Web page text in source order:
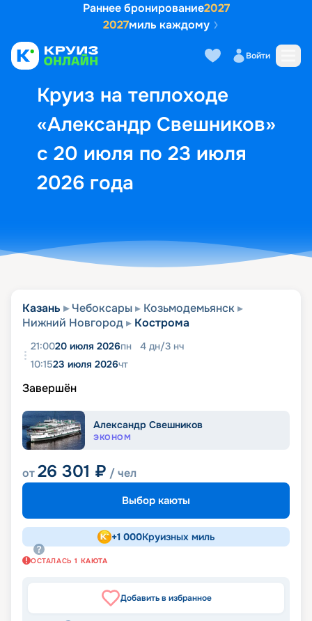
Раннее бронирование2027
2027миль каждому
Войти
Круиз на теплоходе
«Александр Свешников»
с 20 июля по 23 июля
2026 года
Выбор кают Маршрут и
Казань Чебоксары
Козьмодемьянск
Нижний Новгород
Кострома
21:0020 июля 2026пн 4 дн/3 нч
10:1523 июля 2026чт
Завершён
Александр Свешников
ЭКОНОМ
от26 301 ₽ / чел
Выбор каюты
+1 000Круизных миль
ОСТАЛАСЬ 1 КАЮТА
Добавить в избранное